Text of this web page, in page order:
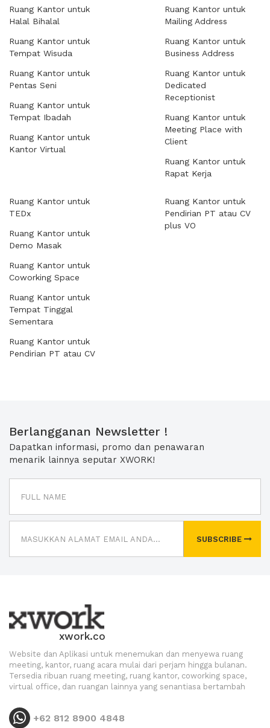
Ruang Kantor untuk
Halal Bihalal
Ruang Kantor untuk
Tempat Wisuda
Ruang Kantor untuk
Pentas Seni
Ruang Kantor untuk
Tempat Ibadah
Ruang Kantor untuk
Kantor Virtual
Ruang Kantor untuk
Mailing Address
Ruang Kantor untuk
Business Address
Ruang Kantor untuk
Dedicated
Receptionist
Ruang Kantor untuk
Meeting Place with
Client
Ruang Kantor untuk
Rapat Kerja
Ruang Kantor untuk
TEDx
Ruang Kantor untuk
Demo Masak
Ruang Kantor untuk
Coworking Space
Ruang Kantor untuk
Tempat Tinggal
Sementara
Ruang Kantor untuk
Pendirian PT atau CV
Ruang Kantor untuk
Pendirian PT atau CV
plus VO
Berlangganan Newsletter !
Dapatkan informasi, promo dan penawaran
menarik lainnya seputar XWORK!
SUBSCRIBE
xwork.co
Website dan Aplikasi untuk menemukan dan menyewa ruang
meeting, kantor, ruang acara mulai dari perjam hingga bulanan.
Tersedia ribuan ruang meeting, ruang kantor, coworking space,
virtual office, dan ruangan lainnya yang senantiasa bertambah
+62 812 8900 4848